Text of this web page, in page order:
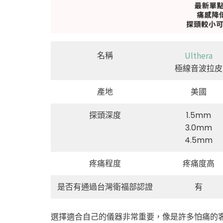
名稱 Ulthera
極線音波拉皮
產地 美國
探頭深度
1.5mm
3.0mm
4.5mm
疼痛程度 疼痛度高
是否有通過台灣衛福部認證 有
選擇適合自己的儀器非常重要，像是許多怕痛